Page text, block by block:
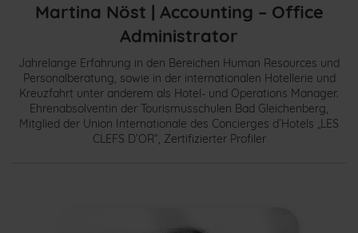
Martina Nöst | Accounting – Office
Administrator
Jahrelange Erfahrung in den Bereichen Human Resources und
Personalberatung, sowie in der internationalen Hotellerie und
Kreuzfahrt unter anderem als Hotel- und Operations Manager.
Ehrenabsolventin der Tourismusschulen Bad Gleichenberg,
Mitglied der Union Internationale des Concierges d’Hotels „LES
CLEFS D’OR“, Zertifizierter Profiler